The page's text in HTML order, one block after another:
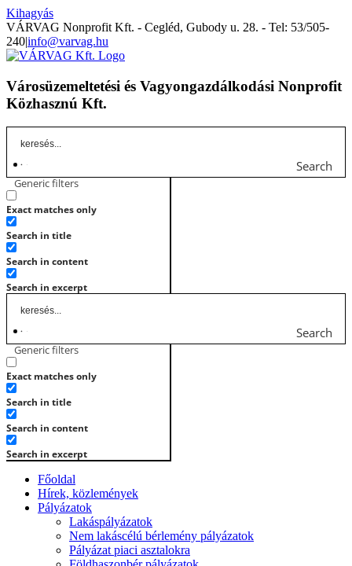
Kihagyás
VÁRVAG Nonprofit Kft. - Cegléd, Gubody u. 28. - Tel: 53/505-
240|info@varvag.hu
Városüzemeltetési és Vagyongazdálkodási Nonprofit
Közhasznú Kft.
Search
Generic filters
Exact matches only
Search in title
Search in content
Search in excerpt
Search
Generic filters
Exact matches only
Search in title
Search in content
Search in excerpt
Főoldal
Hírek, közlemények
Pályázatok
Lakáspályázatok
Nem lakáscélú bérlemény pályázatok
Pályázat piaci asztalokra